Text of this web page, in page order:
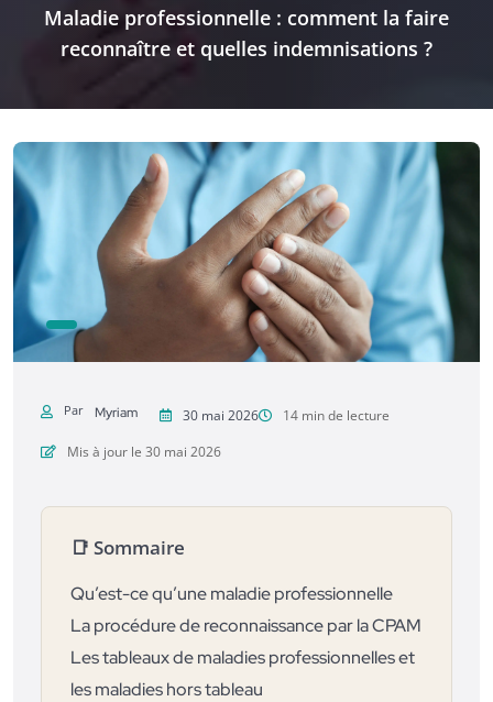
Maladie professionnelle : comment la faire
reconnaître et quelles indemnisations ?
Par Myriam 30 mai 2026
14 min de lecture
Mis à jour le 30 mai 2026
📑 Sommaire
Qu’est-ce qu’une maladie professionnelle
La procédure de reconnaissance par la CPAM
Les tableaux de maladies professionnelles et
les maladies hors tableau